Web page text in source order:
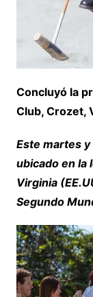
Concluyó la
Club, Crozet,
Este martes y
ubicado en la
Virginia
Segundo